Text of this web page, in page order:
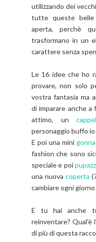
utilizzando dei
tutte queste belle
aperta, perchè
trasformano in un
carattere senza
Le 16 idee che ho
provare, non solo
vostra fantasia ma
di imparare anche a
attimo, un
personaggio buffo
E poi una mini gonna
fashion che sono
speciale e poi
una nuova coperta (
cambiare ogni
E tu hai anche
reinventare? Qual'è
di più di questa